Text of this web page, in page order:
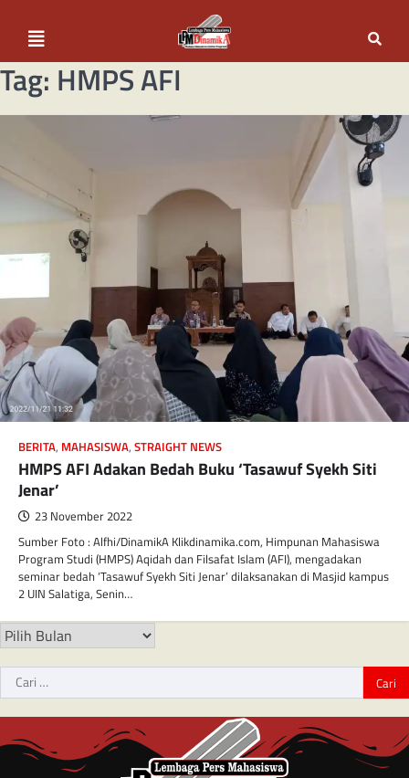
Tag: HMPS AFI
BERITA, MAHASISWA, STRAIGHT NEWS
HMPS AFI Adakan Bedah Buku ‘Tasawuf Syekh Siti
Jenar’
23 November 2022
Sumber Foto : Alfhi/DinamikA Klikdinamika.com, Himpunan Mahasiswa
Program Studi (HMPS) Aqidah dan Filsafat Islam (AFI), mengadakan
seminar bedah ‘Tasawuf Syekh Siti Jenar’ dilaksanakan di Masjid kampus
2 UIN Salatiga, Senin…